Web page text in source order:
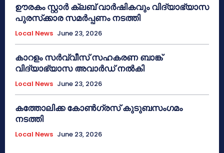
ഊരകം സ്റ്റാർ ക്ലബ് വാർഷികവും വിദ്യാഭ്യാസ
പുരസ്‌ക്കാര സമർപ്പണം നടത്തി
Local News June 23, 2026
കാറളം സർവ്വീസ് സഹകരണ ബാങ്ക്
വിദ്യാഭ്യാസ അവാർഡ് നൽകി
Local News June 23, 2026
കത്തോലിക്ക കോൺഗ്രസ് കുടുബസംഗമം
നടത്തി
Local News June 23, 2026